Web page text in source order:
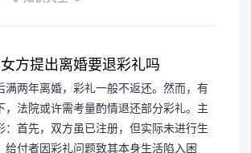
方提出离婚要退彩礼吗
满两年离婚，彩礼一般不返还。然而，有
，法院或许需考量酌情退还部分彩礼。主
：首先，双方虽已注册，但实际未进行生
给付者因彩礼问题致其本身生活陷入困
年彩礼钱在女方
结婚两年彩礼